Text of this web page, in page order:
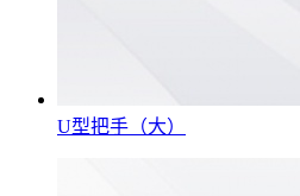
U型把手（大）